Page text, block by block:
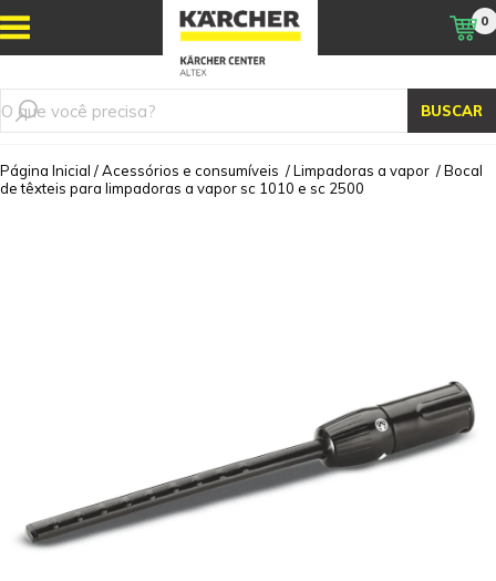
BUSCAR
0
Página Inicial /Acessórios e consumíveis /Limpadoras a vapor /Bocal
de têxteis para limpadoras a vapor sc 1010 e sc 2500